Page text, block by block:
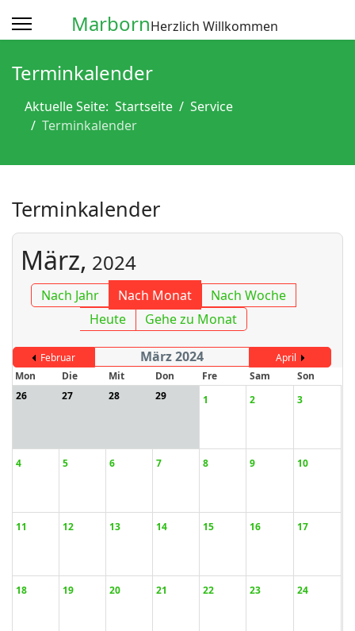
MarbornHerzlich Willkommen
Terminkalender
Aktuelle Seite: Startseite
Service
Terminkalender
Terminkalender
März, 2024
Nach Jahr Nach Monat
Nach Woche
Heute
Gehe zu Monat
Februar März 2024
April
Mon
Die Mit Don Fre Sam
Son
26
27 28 29 1 2 3
4 5 6 7 8 9 10
11 12 13 14 15 16 17
18 19 20 21 22 23 24